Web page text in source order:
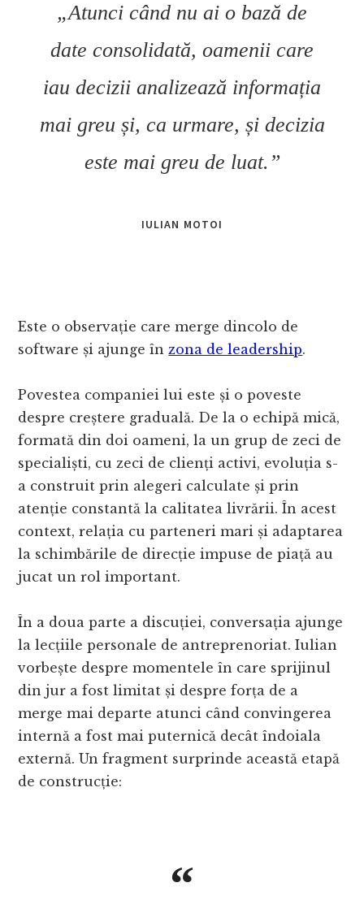
„Atunci când nu ai o bază de
date consolidată, oamenii care
iau decizii analizează informația
mai greu și, ca urmare, și decizia
este mai greu de luat.”
IULIAN MOTOI
Este o observație care merge dincolo de
software și ajunge înzona de leadership.
Povestea companiei lui este și o poveste
despre creștere graduală. De la o echipă mică,
formată din doi oameni, la un grup de zeci de
specialiști, cu zeci de clienți activi, evoluția s-
a construit prin alegeri calculate și prin
atenție constantă la calitatea livrării. În acest
context, relația cu parteneri mari și adaptarea
la schimbările de direcție impuse de piață au
jucat un rol important.
În a doua parte a discuției, conversația ajunge
la lecțiile personale de antreprenoriat. Iulian
vorbește despre momentele în care sprijinul
din jur a fost limitat și despre forța de a
merge mai departe atunci când convingerea
internă a fost mai puternică decât îndoiala
externă. Un fragment surprinde această etapă
de construcție: